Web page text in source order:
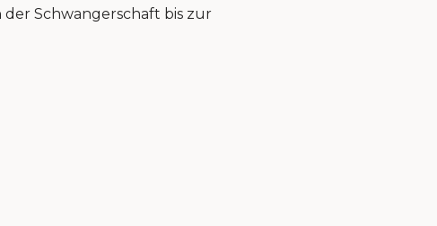
Schwangerschaft bis zur